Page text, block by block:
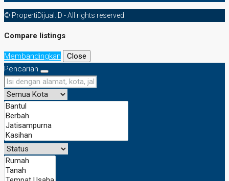
© PropertiDijual.ID - All rights reserved
Compare listings
Membandingkan
Close
Pencarian